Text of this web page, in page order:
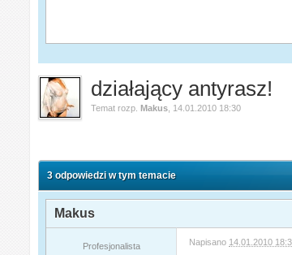
działający antyrasz!
Temat rozp.Makus 14.01.2010 18:30
3 odpowiedzi w tym temacie
Makus
Profesjonalista Napisano 14.01.2010